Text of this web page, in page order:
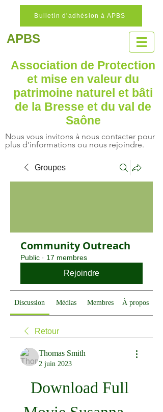
Bulletin d'adhésion à APBS
APBS
Association de Protection
et mise en valeur du
patrimoine naturel et bâti
de la Bresse et du val de
Saône
Nous vous invitons à nous contacter pour
plus d'informations ou nous rejoindre.
Groupes
Community Outreach
Public · 17 membres
Rejoindre
Discussion Médias Membres À propos
Retour
Thomas Smith
2 juin 2023
Download Full